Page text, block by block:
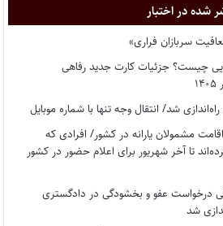
شده در اختبار
سربازان فراری»
چیست؟ جزئیات کارت جدید رفاهی
شد/ انتقال وجه تنها با شماره موبایل
اقامت مشمولان یارانه در کشور/ افرادی که
تا آخر شهریور برای اعلام حضور در کشور
درخواست عفو و بخشودگی در دادگستری
شد